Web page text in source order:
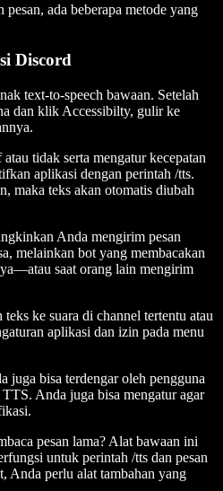
ada beberapa metode yang
Discord
text-to-speech bawaan. Setelah
dan klik Accessibilty, gulir ke
tidak serta mengatur kecepatan
aplikasi dengan perintah /tts.
maka teks akan otomatis diubah
Anda mengirim pesan
melainkan bot yang membacakan
saat orang lain mengirim
ke suara di channel tertentu atau
aplikasi dan izin pada menu
juga bisa terdengar oleh pengguna
Anda juga bisa mengatur agar
pesan lama? Alat bawaan ini
untuk perintah /tts dan pesan
Anda perlu alat tambahan yang